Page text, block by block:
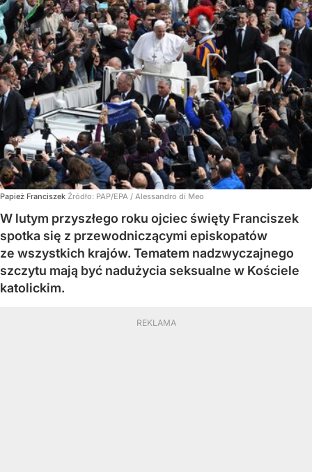
Papież Franciszek Źródło: PAP/EPA / Alessandro di Meo
W lutym przyszłego roku ojciec święty Franciszek
spotka się z przewodniczącymi episkopatów
ze wszystkich krajów. Tematem nadzwyczajnego
szczytu mają być nadużycia seksualne w Kościele
katolickim.